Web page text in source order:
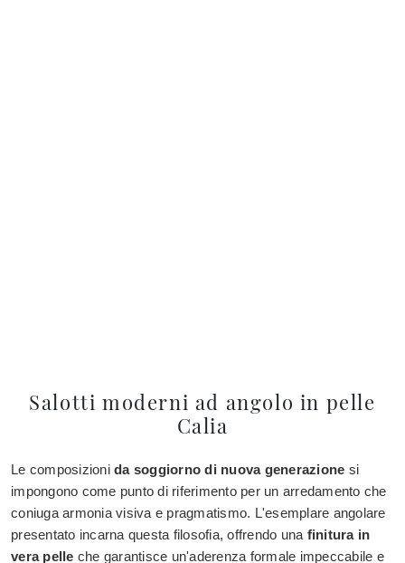
Salotti moderni ad angolo in pelle
Calia
Le composizioni da soggiorno di nuova generazione si
impongono come punto di riferimento per un arredamento che
coniuga armonia visiva e pragmatismo. L'esemplare angolare
presentato incarna questa filosofia, offrendo una finitura in
vera pelle che garantisce un'aderenza formale impeccabile e